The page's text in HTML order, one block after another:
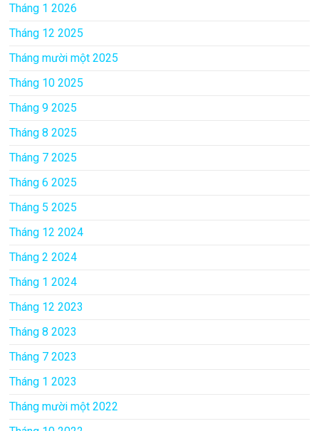
Tháng 1 2026
Tháng 12 2025
Tháng mười một 2025
Tháng 10 2025
Tháng 9 2025
Tháng 8 2025
Tháng 7 2025
Tháng 6 2025
Tháng 5 2025
Tháng 12 2024
Tháng 2 2024
Tháng 1 2024
Tháng 12 2023
Tháng 8 2023
Tháng 7 2023
Tháng 1 2023
Tháng mười một 2022